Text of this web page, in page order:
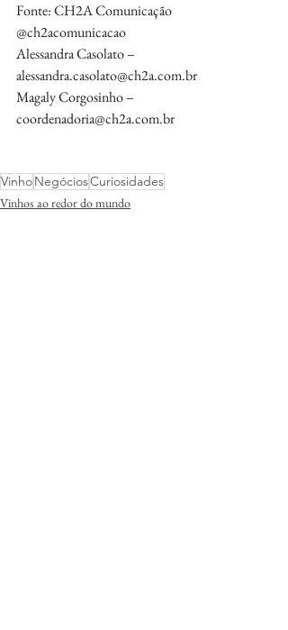
Fonte: CH2A Comunicação
@ch2acomunicacao
Alessandra Casolato –
alessandra.casolato@ch2a.com.br
Magaly Corgosinho –
coordenadoria@ch2a.com.br
VinhoNegóciosCuriosidades
Vinhos ao redor do mundo